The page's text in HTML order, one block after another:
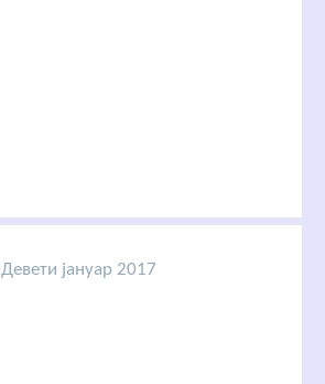
Девети јануар 2017